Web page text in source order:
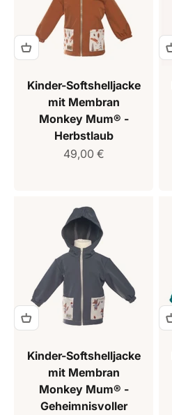
Kinder-Softshelljacke
mit Membran
Monkey Mum® -
Herbstlaub
Verkaufspreis
49,00 €
Kinder-Softshelljacke
mit Membran
Monkey Mum® -
Geheimnisvoller